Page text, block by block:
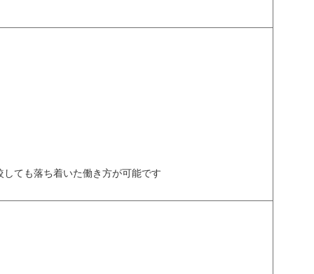
ても落ち着いた働き方が可能です